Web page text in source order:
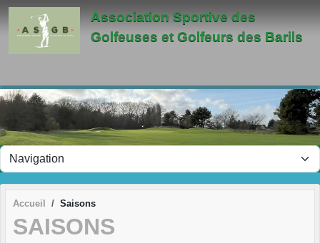
Association Sportive des
Golfeuses et Golfeurs des Barils
Accueil Saisons
SAISONS
Panneau de gestion des cookies